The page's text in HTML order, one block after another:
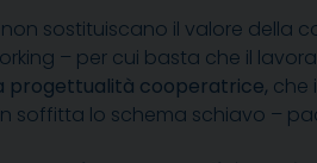
sostituiscano il valore della
– per cui basta che il
progettualità cooperatrice, che
lo schema schiavo –